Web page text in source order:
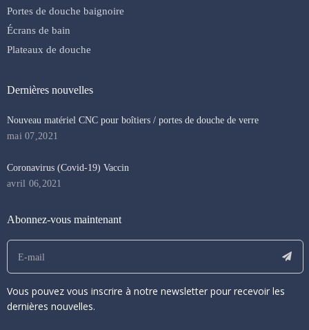
Portes de douche baignoire
Écrans de bain
Plateaux de douche
Dernières nouvelles
Nouveau matériel CNC pour boîtiers / portes de douche de verre
mai 07,2021
Coronavirus (Covid-19) Vaccin
avril 06,2021
Abonnez-vous maintenant
Vous pouvez vous inscrire à notre newsletter pour recevoir les
dernières nouvelles.